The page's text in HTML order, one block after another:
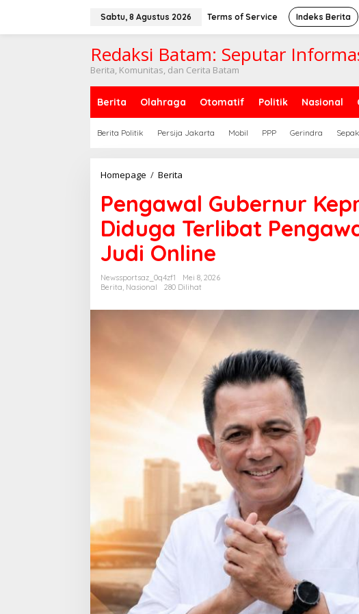
Sabtu, 8 Agustus 2026 Terms of Service Indeks Berita
Redaksi Batam: Seputar
Berita, Komunitas, dan Cerita Batam
Berita Olahraga Otomatif Politik Nasional
Berita Politik Persija Jakarta Mobil PPP Gerindra
Homepage / Berita
Kepri
Jadi
Sorotan,
Diduga
Terlibat
Pengawalan
Sosok
Terkait
Online
Pengawal Gubernur
Diduga Terlibat
Judi Online
Newssportsaz_0q4zf1
Mei 8, 2026
Berita, Nasional 280 Dilihat